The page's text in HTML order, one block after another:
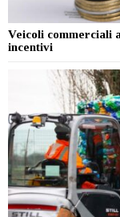
Veicoli commerciali
incentivi